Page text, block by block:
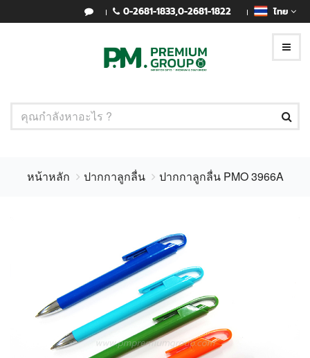
0-2681-1833,0-2681-1822 ไทย
หน้าหลัก ปากกาลูกลื่น ปากกาลูกลื่น PMO 3966A